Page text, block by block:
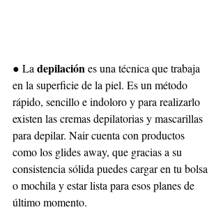
● La depilación es una técnica que trabaja
en la superficie de la piel. Es un método
rápido, sencillo e indoloro y para realizarlo
existen las cremas depilatorias y mascarillas
para depilar. Nair cuenta con productos
como los glides away, que gracias a su
consistencia sólida puedes cargar en tu bolsa
o mochila y estar lista para esos planes de
último momento.